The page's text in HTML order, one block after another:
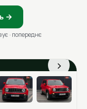
→
· попереднє
›